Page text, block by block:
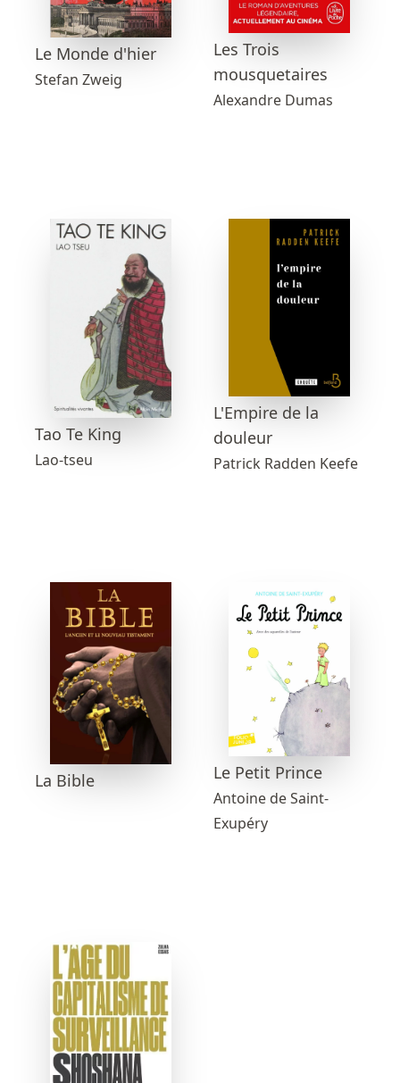
Le Monde d'hier
Stefan Zweig
Les Trois
mousquetaires
Alexandre Dumas
Tao Te King
Lao-tseu
L'Empire de la
douleur
Patrick Radden Keefe
La Bible Le Petit Prince
Antoine de Saint-
Exupéry